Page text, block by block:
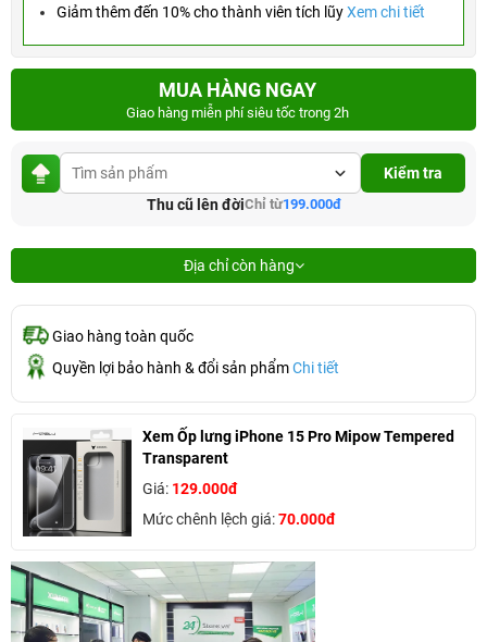
Giảm thêm đến 10% cho thành viên tích lũyXem chi tiết
MUA HÀNG NGAY
Giao hàng miễn phí siêu tốc trong 2h
Kiểm tra
Thu cũ lên đờiChỉ từ199.000đ
Địa chỉ còn hàng
Giao hàng toàn quốc
Quyền lợi bảo hành & đổi sản phẩmChi tiết
Xem Ốp lưng iPhone 15 Pro Mipow Tempered
Transparent
Giá: 129.000đ
Mức chênh lệch giá:70.000đ